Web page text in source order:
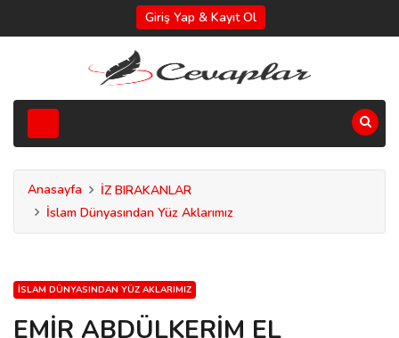
Giriş Yap & Kayıt Ol
Anasayfa
İZ BIRAKANLAR
İslam Dünyasından Yüz Aklarımız
İSLAM DÜNYASINDAN YÜZ AKLARIMIZ
EMİR ABDÜLKERİM EL